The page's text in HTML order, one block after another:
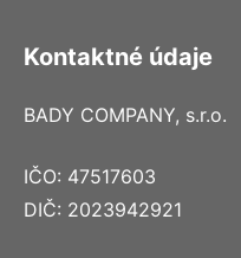
Kontaktné údaje
BADY COMPANY, s.r.o.
IČO: 47517603
DIČ: 2023942921